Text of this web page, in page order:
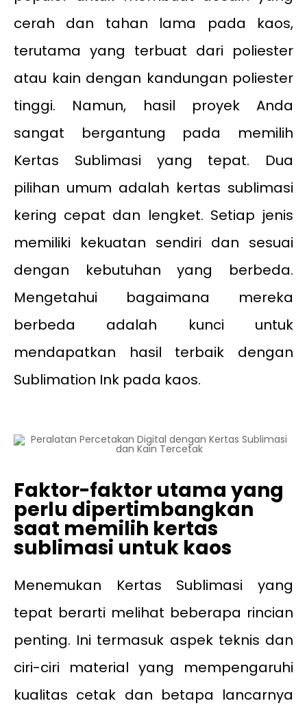
cerah dan tahan lama pada kaos,
terutama yang terbuat dari poliester
atau kain dengan kandungan poliester
tinggi. Namun, hasil proyek Anda
sangat bergantung pada memilih
Kertas Sublimasi yang tepat. Dua
pilihan umum adalah kertas sublimasi
kering cepat dan lengket. Setiap jenis
memiliki kekuatan sendiri dan sesuai
dengan kebutuhan yang berbeda.
Mengetahui bagaimana mereka
berbeda adalah kunci untuk
mendapatkan hasil terbaik dengan
Sublimation Ink pada kaos.
Faktor-faktor utama yang
perlu dipertimbangkan
saat memilih kertas
sublimasi untuk kaos
Menemukan Kertas Sublimasi yang
tepat berarti melihat beberapa rincian
penting. Ini termasuk aspek teknis dan
ciri-ciri material yang mempengaruhi
kualitas cetak dan betapa lancarnya